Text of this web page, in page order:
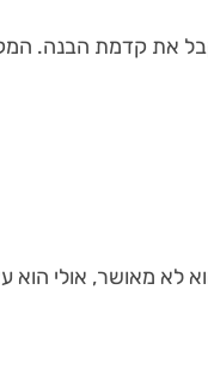
את קדמת הבנה.
לא מאושר, אולי הוא